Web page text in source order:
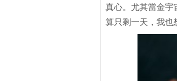
真心。尤其當金宇
算只剩一天，我也